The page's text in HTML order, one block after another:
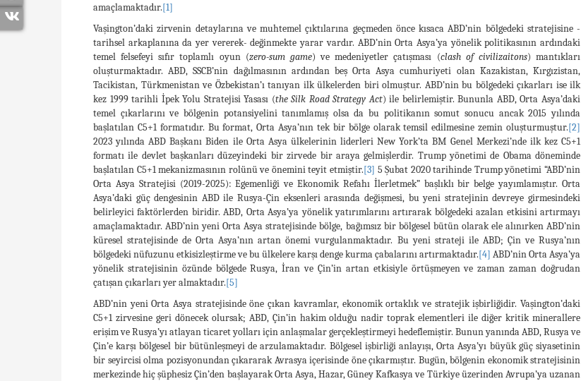
amaçlamaktadır.[1]
Vaşington’daki zirvenin detaylarına ve muhtemel çıktılarına geçmeden önce kısaca ABD’nin bölgedeki stratejisine -
tarihsel arkaplanına da yer vererek- değinmekte yarar vardır. ABD’nin Orta Asya’ya yönelik politikasının ardındaki
temel felsefeyi sıfır toplamlı oyun (zero-sum game) ve medeniyetler çatışması (clash of civilizaitons) mantıkları
oluşturmaktadır. ABD, SSCB’nin dağılmasının ardından beş Orta Asya cumhuriyeti olan Kazakistan, Kırgızistan,
Tacikistan, Türkmenistan ve Özbekistan’ı tanıyan ilk ülkelerden biri olmuştur. ABD’nin bu bölgedeki çıkarları ise ilk
kez 1999 tarihli İpek Yolu Stratejisi Yasası (the Silk Road Strategy Act) ile belirlemiştir. Bununla ABD, Orta Asya’daki
temel çıkarlarını ve bölgenin potansiyelini tanımlamış olsa da bu politikanın somut sonucu ancak 2015 yılında
başlatılan C5+1 formatıdır. Bu format, Orta Asya’nın tek bir bölge olarak temsil edilmesine zemin oluşturmuştur.[2]
2023 yılında ABD Başkanı Biden ile Orta Asya ülkelerinin liderleri New York’ta BM Genel Merkezi’nde ilk kez C5+1
formatı ile devlet başkanları düzeyindeki bir zirvede bir araya gelmişlerdir. Trump yönetimi de Obama döneminde
başlatılan C5+1 mekanizmasının rolünü ve önemini teyit etmiştir.[3] 5 Şubat 2020 tarihinde Trump yönetimi “ABD’nin
Orta Asya Stratejisi (2019-2025): Egemenliği ve Ekonomik Refahı İlerletmek” başlıklı bir belge yayımlamıştır. Orta
Asya’daki güç dengesinin ABD ile Rusya-Çin eksenleri arasında değişmesi, bu yeni stratejinin devreye girmesindeki
belirleyici faktörlerden biridir. ABD, Orta Asya’ya yönelik yatırımlarını artırarak bölgedeki azalan etkisini artırmayı
amaçlamaktadır. ABD’nin yeni Orta Asya stratejisinde bölge, bağımsız bir bölgesel bütün olarak ele alınırken ABD’nin
küresel stratejisinde de Orta Asya’nın artan önemi vurgulanmaktadır. Bu yeni strateji ile ABD; Çin ve Rusya’nın
bölgedeki nüfuzunu etkisizleştirme ve bu ülkelere karşı denge kurma çabalarını artırmaktadır.[4] ABD’nin Orta Asya’ya
yönelik stratejisinin özünde bölgede Rusya, İran ve Çin’in artan etkisiyle örtüşmeyen ve zaman zaman doğrudan
çatışan çıkarları yer almaktadır.[5]
ABD’nin yeni Orta Asya stratejisinde öne çıkan kavramlar, ekonomik ortaklık ve stratejik işbirliğidir. Vaşington’daki
C5+1 zirvesine geri dönecek olursak; ABD, Çin’in hakim olduğu nadir toprak elementleri ile diğer kritik minerallere
erişim ve Rusya’yı atlayan ticaret yolları için anlaşmalar gerçekleştirmeyi hedeflemiştir. Bunun yanında ABD, Rusya ve
Çin’e karşı bölgesel bir bütünleşmeyi de arzulamaktadır. Bölgesel işbirliği anlayışı, Orta Asya’yı büyük güç siyasetinin
bir seyircisi olma pozisyonundan çıkararak Avrasya içerisinde öne çıkarmıştır. Bugün, bölgenin ekonomik stratejisinin
merkezinde hiç şüphesiz Çin’den başlayarak Orta Asya, Hazar, Güney Kafkasya ve Türkiye üzerinden Avrupa’ya uzanan